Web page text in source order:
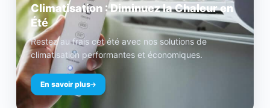
Climatisation : Diminuez la Chaleur en
Été
Restez au frais cet été avec nos solutions de
climatisation performantes et économiques.
En savoir plus